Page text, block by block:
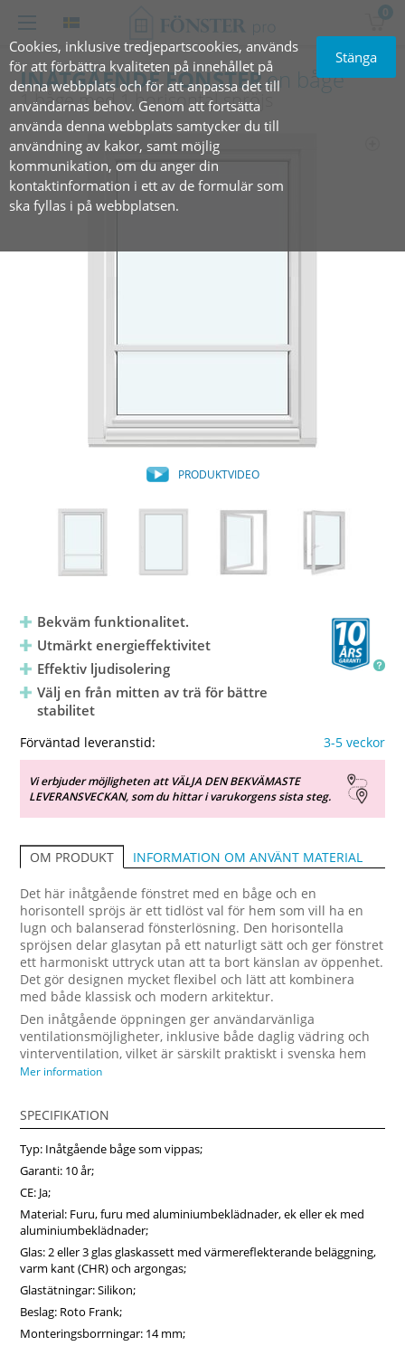
Cookies, inklusive tredjepartscookies, används
för att förbättra kvaliteten på innehållet på
denna webbplats och för att anpassa det till
användarnas behov. Genom att fortsätta
använda denna webbplats samtycker du till
användning av kakor, samt möjlig
kommunikation, om du anger din
kontaktinformation i ett av de formulär som
ska fyllas i på webbplatsen.
Stänga
0
INÅTGÅENDE FÖNSTERen båge
1 båge med 1 horisontal spröjs
PRODUKTVIDEO
Bekväm funktionalitet.
Utmärkt energieffektivitet
Effektiv ljudisolering
Välj en från mitten av trä för bättre
stabilitet
Förväntad leveranstid: 3-5 veckor
Vi erbjuder möjligheten att VÄLJA DEN BEKVÄMASTE
LEVERANSVECKAN, som du hittar i varukorgens sista steg.
OM PRODUKT INFORMATION OM ANVÄNT MATERIAL
Det här inåtgående fönstret med en båge och en
horisontell spröjs är ett tidlöst val för hem som vill ha en
lugn och balanserad fönsterlösning. Den horisontella
spröjsen delar glasytan på ett naturligt sätt och ger fönstret
ett harmoniskt uttryck utan att ta bort känslan av öppenhet.
Det gör designen mycket flexibel och lätt att kombinera
med både klassisk och modern arkitektur.
Den inåtgående öppningen ger användarvänliga
ventilationsmöjligheter, inklusive både daglig vädring och
vinterventilation, vilket är särskilt praktiskt i svenska hem
med skiftande årstider. Träkonstruktionen bidrar till god
isolerruta för ökad energieffektivitet, samt funktionsglas för
bättre ljudisolering eller solskydd. Detta är ett
energieffektivt inåtgående träfönster som kombinerar enkel
estetik, funktionalitet och hög kvalitet. Ett tryggt val för både
nybyggnation och uppgradering av befintlig bostad. Beställ
enkelt hos Fonsterpro på fonsterpro.se.
Mer information
SPECIFIKATION
Typ: Inåtgående båge som vippas;
Garanti: 10 år;
CE: Ja;
Material: Furu, furu med aluminiumbeklädnader, ek eller ek med
aluminiumbeklädnader;
Glas: 2 eller 3 glas glaskassett med värmereflekterande beläggning,
varm kant (CHR) och argongas;
Glastätningar: Silikon;
Beslag: Roto Frank;
Monteringsborrningar: 14 mm;